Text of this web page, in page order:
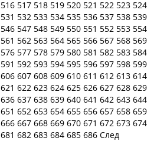
516 517 518 519 520 521 522 523 524
531 532 533 534 535 536 537 538 539
546 547 548 549 550 551 552 553 554
561 562 563 564 565 566 567 568 569
576 577 578 579 580 581 582 583 584
591 592 593 594 595 596 597 598 599
606 607 608 609 610 611 612 613 614
621 622 623 624 625 626 627 628 629
636 637 638 639 640 641 642 643 644
651 652 653 654 655 656 657 658 659
666 667 668 669 670 671 672 673 674
681 682 683 684 685 686 След